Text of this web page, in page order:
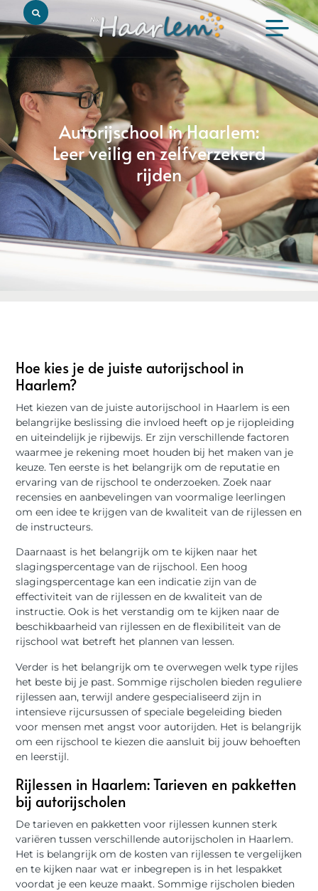
Autorijschool in Haarlem:
Leer veilig en zelfverzekerd
rijden
Hoe kies je de juiste autorijschool in
Haarlem?
Het kiezen van de juiste autorijschool in Haarlem is een
belangrijke beslissing die invloed heeft op je rijopleiding
en uiteindelijk je rijbewijs. Er zijn verschillende factoren
waarmee je rekening moet houden bij het maken van je
keuze. Ten eerste is het belangrijk om de reputatie en
ervaring van de rijschool te onderzoeken. Zoek naar
recensies en aanbevelingen van voormalige leerlingen
om een idee te krijgen van de kwaliteit van de rijlessen en
de instructeurs.
Daarnaast is het belangrijk om te kijken naar het
slagingspercentage van de rijschool. Een hoog
slagingspercentage kan een indicatie zijn van de
effectiviteit van de rijlessen en de kwaliteit van de
instructie. Ook is het verstandig om te kijken naar de
beschikbaarheid van rijlessen en de flexibiliteit van de
rijschool wat betreft het plannen van lessen.
Verder is het belangrijk om te overwegen welk type rijles
het beste bij je past. Sommige rijscholen bieden reguliere
rijlessen aan, terwijl andere gespecialiseerd zijn in
intensieve rijcursussen of speciale begeleiding bieden
voor mensen met angst voor autorijden. Het is belangrijk
om een rijschool te kiezen die aansluit bij jouw behoeften
en leerstijl.
Rijlessen in Haarlem: Tarieven en pakketten
bij autorijscholen
De tarieven en pakketten voor rijlessen kunnen sterk
variëren tussen verschillende autorijscholen in Haarlem.
Het is belangrijk om de kosten van rijlessen te vergelijken
en te kijken naar wat er inbegrepen is in het lespakket
voordat je een keuze maakt. Sommige rijscholen bieden